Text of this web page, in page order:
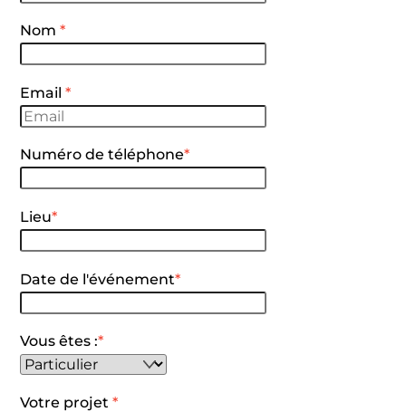
Nom*
Email*
Numéro de téléphone*
Lieu*
Date de l'événement*
Vous êtes :*
Votre projet*